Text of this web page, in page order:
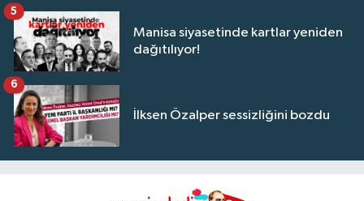
Manisa siyasetinde kartlar yeniden
dağıtılıyor!
5
İlksen Özalper sessizliğini bozdu
6